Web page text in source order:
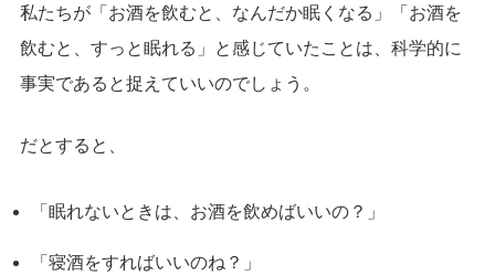
私たちが「お酒を飲むと、なんだか眠くなる」「お酒を
飲むと、すっと眠れる」と感じていたことは、科学的に
事実であると捉えていいのでしょう。
だとすると、
「眠れないときは、お酒を飲めばいいの？」
「寝酒をすればいいのね？」